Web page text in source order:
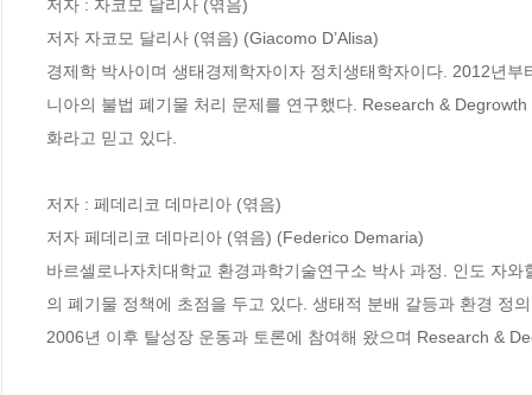
저자 : 자코모 달리사 (엮음)
저자 자코모 달리사 (엮음) (Giacomo D’Alisa)
경제학 박사이며 생태경제학자이자 정치생태학자이다. 2012년
니아의 불법 폐기물 처리 문제를 연구했다. Research &
화라고 믿고 있다.
저자 : 페데리코 데마리아 (엮음)
저자 페데리코 데마리아 (엮음) (Federico Demaria)
바르셀로나자치대학교 환경과학기술연구소 박사 과정. 인도 자
의 폐기물 정책에 초점을 두고 있다. 생태적 분배 갈등과 환경 정
2006년 이후 탈성장 운동과 토론에 참여해 왔으며 Research &